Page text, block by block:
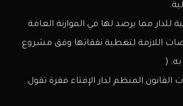
للدار مما يرصد لها في الموازنة العامة
اللازمة لتغطية نفقاتها وفق مشروع
به. (
المنظم لدار الإفتاء فقرة تقول.